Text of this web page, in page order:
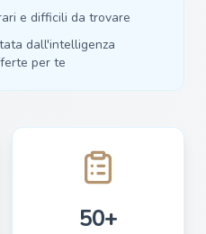
e difficili da trovare
dall'intelligenza
per te
50+